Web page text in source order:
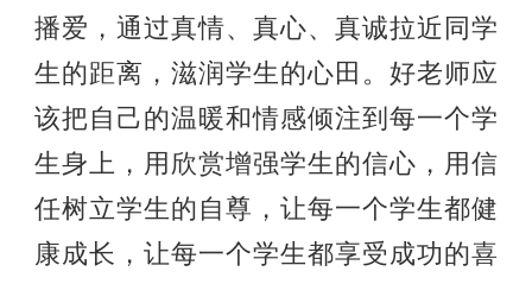
播爱，通过真情、真心、真诚拉近同学
生的距离，滋润学生的心田。好老师应
该把自己的温暖和情感倾注到每一个学
生身上，用欣赏增强学生的信心，用信
任树立学生的自尊，让每一个学生都健
康成长，让每一个学生都享受成功的喜